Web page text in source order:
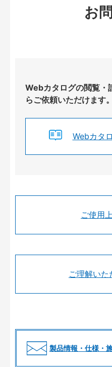
お
Webカタログの閲覧・
らご依頼いただけます。
Webカタ
ご使用
ご理解いた
製品情報・仕様・